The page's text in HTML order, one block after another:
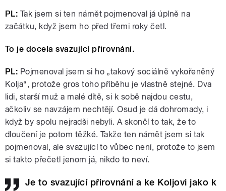
PL: Tak jsem si ten námět pojmenoval já úplně na
začátku, když jsem ho před třemi roky četl.
To je docela svazující přirovnání.
PL: Pojmenoval jsem si ho „takový sociálně vykořeněný
Kolja“, protože gros toho příběhu je vlastně stejné. Dva
lidi, starší muž a malé dítě, si k sobě najdou cestu,
ačkoliv se navzájem nechtějí. Osud je dá dohromady, i
když by spolu nejradši nebyli. A skončí to tak, že to
dloučení je potom těžké. Takže ten námět jsem si tak
pojmenoval, ale svazující to vůbec není, protože to jsem
si takto přečetl jenom já, nikdo to neví.
Je to svazující přirovnání a ke Koljovi jako k